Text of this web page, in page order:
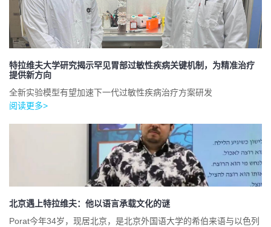
特拉维夫大学研究揭示罕见胃部过敏性疾病关键机制，为精准治疗
提供新方向
全新实验模型有望加速下一代过敏性疾病治疗方案研发
阅读更多>
北京遇上特拉维夫：他以语言承载文化的谜
Porat今年34岁，现居北京，是北京外国语大学的希伯来语与以色列